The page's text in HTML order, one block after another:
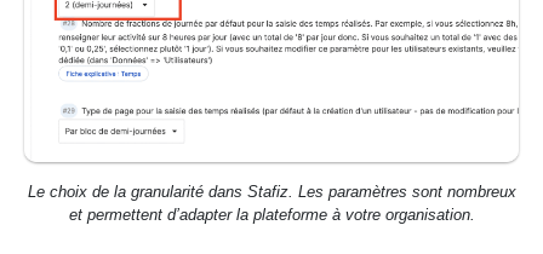
Le choix de la granularité dans Stafiz. Les paramètres sont nombreux
et permettent d’adapter la plateforme à votre organisation.